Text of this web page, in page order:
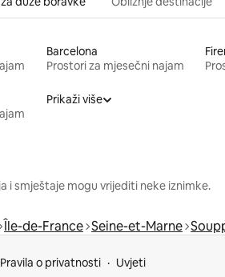
Barcelona
Prostori za mjesečni najam
Prikaži više
i smještaje mogu vrijediti neke iznimke.
Île-de-France Seine-et-Marne
Pravila o privatnosti Uvjeti